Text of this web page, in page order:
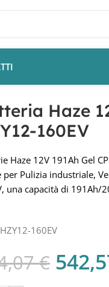
Haze
160EV
Haze 12V 191Ah Gel
per Pulizia industriale,
una capacità di 191Ah/
HZY12-160EV
€